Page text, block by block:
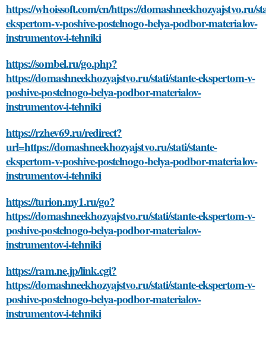
https://whoissoft.com/cn/https://domashneekhozyajstvo.ru/
ekspertom-v-poshive-postelnogo-belya-podbor-materialov-
instrumentov-i-tehniki
https://sombel.ru/go.php?
https://domashneekhozyajstvo.ru/stati/stante-ekspertom-v-
poshive-postelnogo-belya-podbor-materialov-
instrumentov-i-tehniki
https://rzhev69.ru/redirect?
url=https://domashneekhozyajstvo.ru/stati/stante-
ekspertom-v-poshive-postelnogo-belya-podbor-materialov-
instrumentov-i-tehniki
https://turion.my1.ru/go?
https://domashneekhozyajstvo.ru/stati/stante-ekspertom-v-
poshive-postelnogo-belya-podbor-materialov-
instrumentov-i-tehniki
https://ram.ne.jp/link.cgi?
https://domashneekhozyajstvo.ru/stati/stante-ekspertom-v-
poshive-postelnogo-belya-podbor-materialov-
instrumentov-i-tehniki